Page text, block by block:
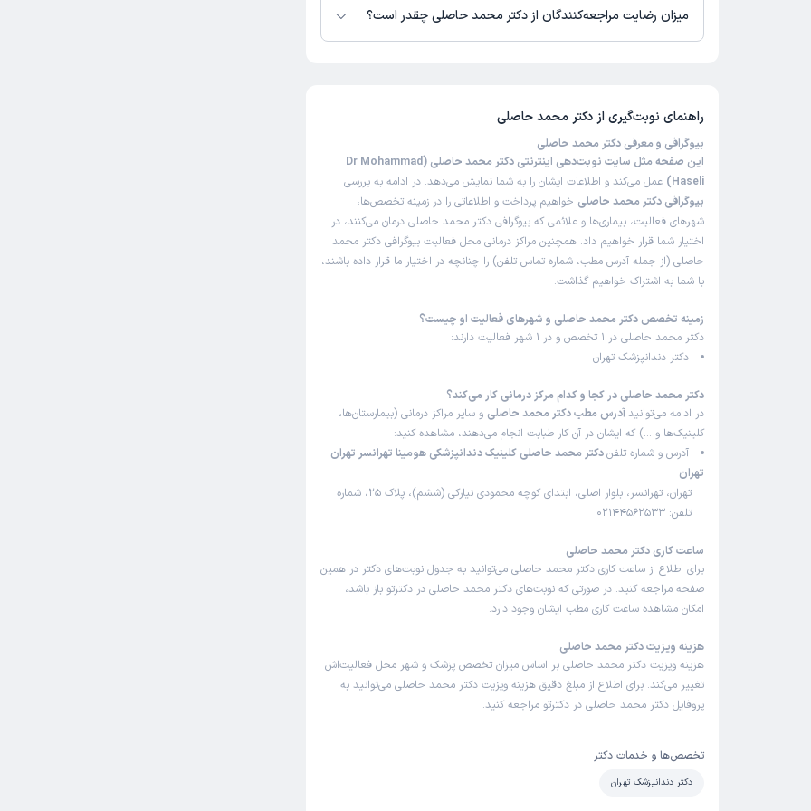
میزان رضایت مراجعه‌کنندگان از دکتر محمد حاصلی چقدر است؟
راهنمای نوبت‌گیری از دکتر محمد حاصلی
بیوگرافی و معرفی دکتر محمد حاصلی
این صفحه مثل سایت نوبت‌دهی اینترنتی دکتر محمد حاصلی (Dr Mohammad
Haseli)
عمل می‌کند و اطلاعات ایشان را به شما نمایش می‌دهد. در ادامه به بررسی
بیوگرافی دکتر محمد حاصلی خواهیم پرداخت و اطلاعاتی را در زمینه تخصص‌ها،
شهرهای فعالیت، بیماری‌ها و علائمی که بیوگرافی دکتر محمد حاصلی درمان می‌کنند، در
اختیار شما قرار خواهیم داد. همچنین مراکز درمانی محل فعالیت بیوگرافی دکتر محمد
حاصلی (از جمله آدرس مطب، شماره تماس تلفن) را چنانچه در اختیار ما قرار داده باشند،
با شما به اشتراک خواهیم گذاشت.
زمینه تخصص دکتر محمد حاصلی و شهرهای فعالیت او چیست؟
دکتر محمد حاصلی در 1 تخصص و در 1 شهر فعالیت دارند:
دکتر دندانپزشک تهران
دکتر محمد حاصلی در کجا و کدام مرکز درمانی کار می‌کند؟
در ادامه می‌توانید آدرس مطب دکتر محمد حاصلی و سایر مراکز درمانی (بیمارستان‌ها،
کلینیک‌ها و …) که ایشان در آن کار طبابت انجام می‌دهند، مشاهده کنید:
آدرس و شماره تلفندکتر محمد حاصلی کلینیک دندانپزشکی هومینا تهرانسر تهران
تهران
تهران، تهرانسر، بلوار اصلی، ابتدای کوچه محمودی نیارکی (ششم)، پلاک 25، شماره
تلفن: 02144562533
ساعت کاری دکتر محمد حاصلی
برای اطلاع از ساعت کاری دکتر محمد حاصلی می‌توانید به جدول نوبت‌های دکتر در همین
صفحه مراجعه کنید. در صورتی که نوبت‌های دکتر محمد حاصلی در دکترتو باز باشد،
امکان مشاهده ساعت کاری مطب ایشان وجود دارد.
هزینه ویزیت دکتر محمد حاصلی
هزینه ویزیت دکتر محمد حاصلی بر اساس میزان تخصص پزشک و شهر محل فعالیت‌اش
تغییر می‌کند. برای اطلاع از مبلغ دقیق هزینه ویزیت دکتر محمد حاصلی می‌توانید به
پروفایل دکتر محمد حاصلی در دکترتو مراجعه کنید.
تخصص‌ها و خدمات دکتر
دکتر دندانپزشک تهران